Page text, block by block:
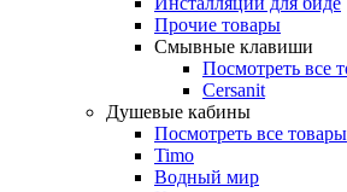
Прочие товары
Смывные клавиши
Посмотреть все
Cersanit
Душевые кабины
Посмотреть все товары
Timo
Водный мир